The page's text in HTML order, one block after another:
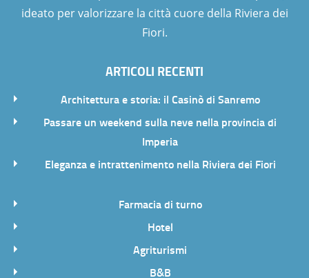
ideato per valorizzare la città cuore della Riviera dei
Fiori.
ARTICOLI RECENTI
Architettura e storia: il Casinò di Sanremo
Passare un weekend sulla neve nella provincia di
Imperia
Eleganza e intrattenimento nella Riviera dei Fiori
Farmacia di turno
Hotel
Agriturismi
B&B